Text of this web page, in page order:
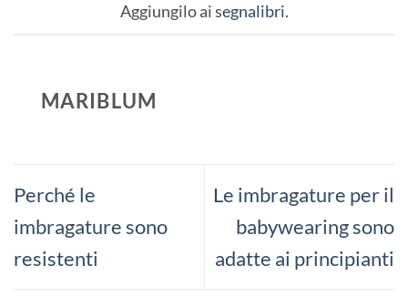
Aggiungilo aisegnalibri.
MARIBLUM
Perché le
imbragature sono
resistenti
Le imbragature per il
babywearing sono
adatte ai principianti